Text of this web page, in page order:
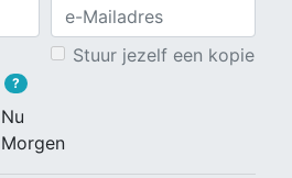
Stuur jezelf een kopie
?
Nu
Morgen